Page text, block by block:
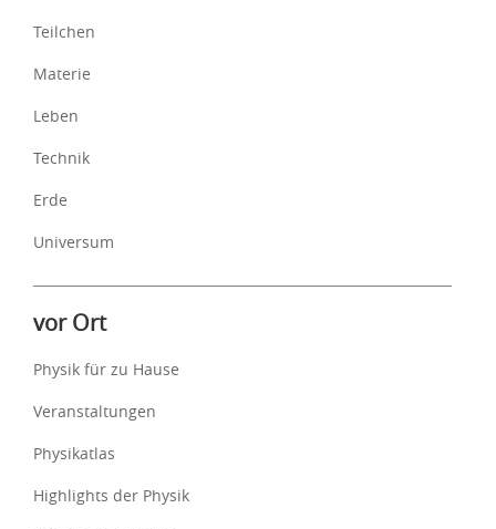
Teilchen
Materie
Leben
Technik
Erde
Universum
vor Ort
Physik für zu Hause
Veranstaltungen
Physikatlas
Highlights der Physik